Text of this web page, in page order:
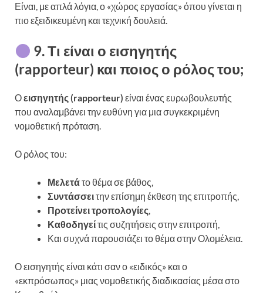
Είναι, με απλά λόγια, ο «χώρος εργασίας» όπου γίνεται η
πιο εξειδικευμένη και τεχνική δουλειά.
9. Τι είναι ο εισηγητής
(rapporteur) και ποιος ο ρόλος του;
Οεισηγητής (rapporteur) είναι ένας ευρωβουλευτής
που αναλαμβάνει την ευθύνη για μια συγκεκριμένη
νομοθετική πρόταση.
Ο ρόλος του:
Μελετάτο θέμα σε βάθος,
Συντάσσειτην επίσημη έκθεση της επιτροπής,
Προτείνει τροπολογίες,
Καθοδηγείτις συζητήσεις στην επιτροπή,
Και συχνά παρουσιάζει το θέμα στην Ολομέλεια.
Ο εισηγητής είναι κάτι σαν ο «ειδικός» και ο
«εκπρόσωπος» μιας νομοθετικής διαδικασίας μέσα στο